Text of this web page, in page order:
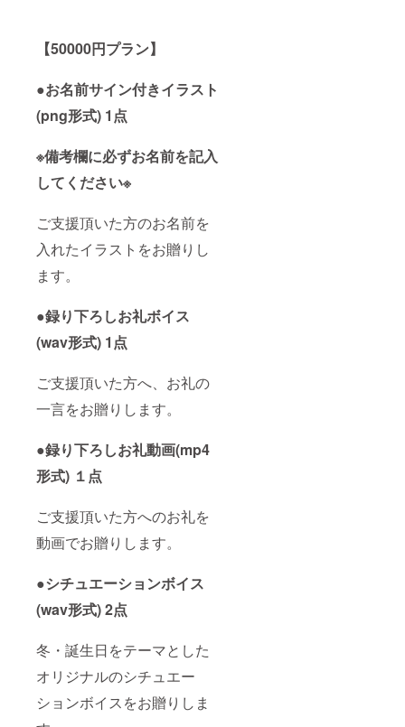
【50000円プラン】
●お名前サイン付きイラスト
(png形式) 1点
※備考欄に必ずお名前を記入
してください※
ご支援頂いた方のお名前を
入れたイラストをお贈りし
ます。
●録り下ろしお礼ボイス
(wav形式) 1点
ご支援頂いた方へ、お礼の
一言をお贈りします。
●録り下ろしお礼動画(mp4
形式) １点
ご支援頂いた方へのお礼を
動画でお贈りします。
●シチュエーションボイス
(wav形式) 2点
冬・誕生日をテーマとした
オリジナルのシチュエー
ションボイスをお贈りしま